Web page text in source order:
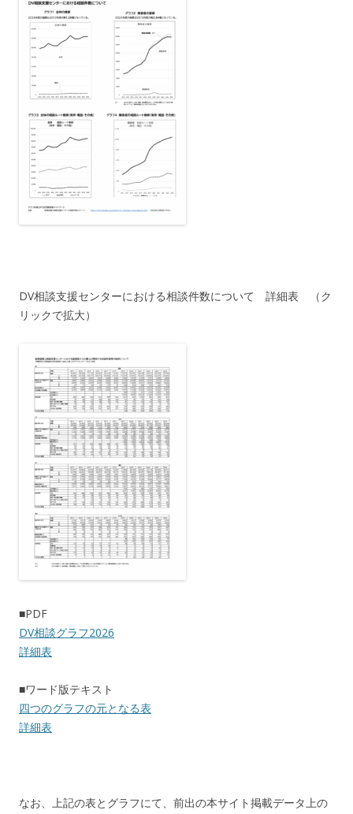
DV相談支援センターにおける相談件数について 詳細表 （ク
リックで拡大）
■PDF
DV相談グラフ2026
詳細表
■ワード版テキスト
四つのグラフの元となる表
詳細表
なお、上記の表とグラフにて、前出の本サイト掲載データ上の